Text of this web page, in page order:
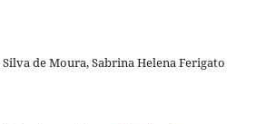
de Moura, Sabrina Helena Ferigato